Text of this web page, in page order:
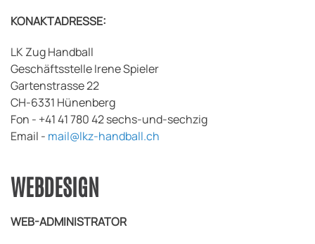
KONAKTADRESSE:
LK Zug Handball
Geschäftsstelle Irene Spieler
Gartenstrasse 22
CH-6331 Hünenberg
Fon - +41 41 780 42 sechs-und-sechzig
Email - mail@lkz-handball.ch
WEBDESIGN
WEB-ADMINISTRATOR